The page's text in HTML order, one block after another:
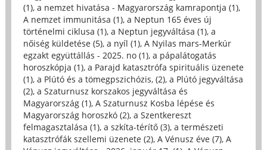
(1), a nemzet hivatása - Magyarország kamrapontja (1),
A nemzet immunitása (1), a Neptun 165 éves új
történelmi ciklusa (1), a Neptun jegyváltása (1), a
nőiség küldetése (5), a nyíl (1), A Nyilas mars-Merkúr
egzakt együttállás - 2025. no (1), a pápalátogatás
horoszkópja (1), a Parajd katasztrófa spirituális üzenete
(1), a Plútó és a tömegpszichózis, (2), a Plútó jegyváltása
(2), a Szaturnusz korszakos jegyváltása és
Magyarország (1), A Szaturnusz Kosba lépése és
Magyarország horoszkó (2), a Szentkereszt
felmagasztalása (1), a szkíta-térítő (3), a természeti
katasztrófák szellemi üzenete (2), A Vénusz éve (7), A